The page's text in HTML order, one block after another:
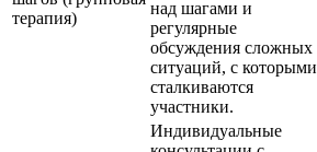
терапия)
над шагами и
регулярные
обсуждения сложных
ситуаций, с которыми
сталкиваются
участники.
Индивидуальные